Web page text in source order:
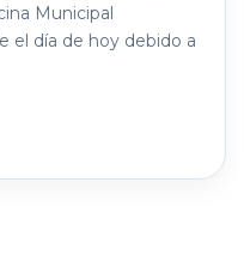
Municipal
el día de hoy debido a